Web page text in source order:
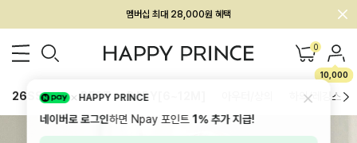
회원전용 아울렛, 가입하면 ~60% 할인!
멤버십 최대 28,000원 혜택 0
10,000
26SS 신상 BEST BABY[6~12M] 하의/레깅스
HAPPY PRINCE
네이버로 로그인하면 Npay 포인트1%추가 지급!